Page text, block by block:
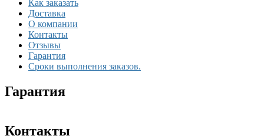
Как заказать
Доставка
О компании
Контакты
Отзывы
Гарантия
Сроки выполнения заказов.
Гарантия
Контакты